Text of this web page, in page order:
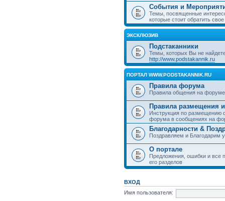
События и
Темы, посвященные
которые стоит обратить
ЭКСКЛЮЗИВ
Подстаканники
Темы, которых Вы не
http://www.podstakannik.ru
ПОРТАЛ WWW.PODSTAKANNIK.RU
Правила форума
Правила общения на форуме
Правила размещения
Инструкция по размещению
форума в сообщениях на
Благодарности &
Поздравляем и Благодарим
О портале
Предложения, ошибки и все
его разделов
ВХОД
Имя пользователя: